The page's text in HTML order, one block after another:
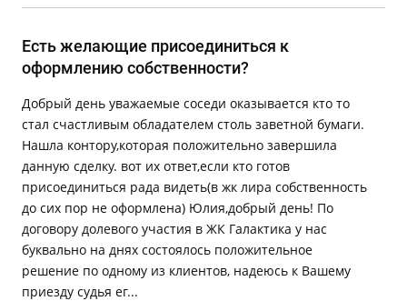
Есть желающие присоединиться к
оформлению собственности?
Добрый день уважаемые соседи оказывается кто то
стал счастливым обладателем столь заветной бумаги.
Нашла контору,которая положительно завершила
данную сделку. вот их ответ,если кто готов
присоединиться рада видеть(в жк лира собственность
до сих пор не оформлена) Юлия,добрый день! По
договору долевого участия в ЖК Галактика у нас
буквально на днях состоялось положительное
решение по одному из клиентов, надеюсь к Вашему
приезду судья ег...